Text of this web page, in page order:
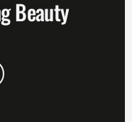
Beauty